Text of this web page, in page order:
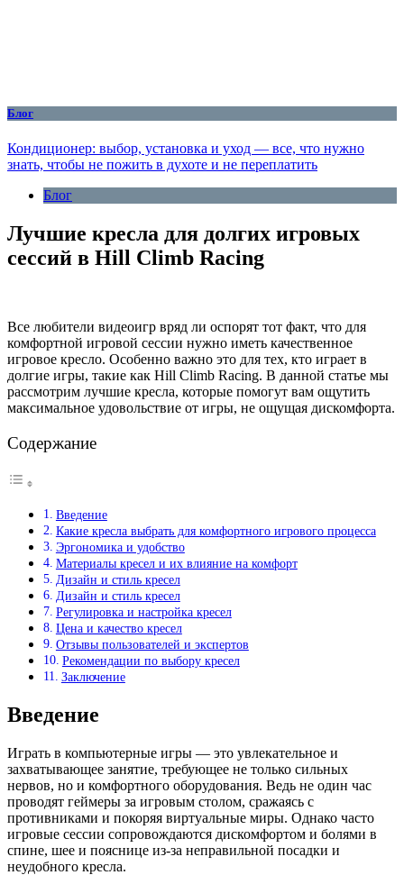
Блог
Кондиционер: выбор, установка и уход — все, что нужно
знать, чтобы не пожить в духоте и не переплатить
Блог
Лучшие кресла для долгих игровых
сессий в Hill Climb Racing
Все любители видеоигр вряд ли оспорят тот факт, что для
комфортной игровой сессии нужно иметь качественное
игровое кресло. Особенно важно это для тех, кто играет в
долгие игры, такие как Hill Climb Racing. В данной статье мы
рассмотрим лучшие кресла, которые помогут вам ощутить
максимальное удовольствие от игры, не ощущая дискомфорта.
Содержание
Введение
Какие кресла выбрать для комфортного игрового процесса
Эргономика и удобство
Материалы кресел и их влияние на комфорт
Дизайн и стиль кресел
Дизайн и стиль кресел
Регулировка и настройка кресел
Цена и качество кресел
Отзывы пользователей и экспертов
Рекомендации по выбору кресел
Заключение
Введение
Играть в компьютерные игры — это увлекательное и
захватывающее занятие, требующее не только сильных
нервов, но и комфортного оборудования. Ведь не один час
проводят геймеры за игровым столом, сражаясь с
противниками и покоряя виртуальные миры. Однако часто
игровые сессии сопровождаются дискомфортом и болями в
спине, шее и пояснице из-за неправильной посадки и
неудобного кресла.